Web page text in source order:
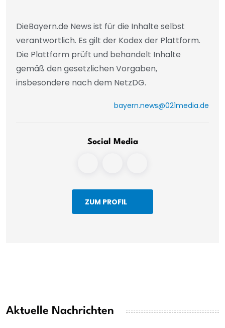
DieBayern.de News ist für die Inhalte selbst
verantwortlich. Es gilt der Kodex der Plattform.
Die Plattform prüft und behandelt Inhalte
gemäß den gesetzlichen Vorgaben,
insbesondere nach dem NetzDG.
bayern.news@021media.de
Social Media
ZUM PROFIL
Aktuelle Nachrichten